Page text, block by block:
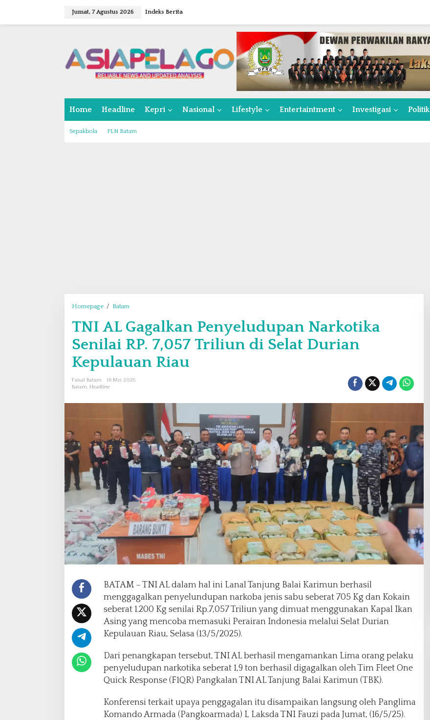
w
Jumat, 7 Agustus 2026 Indeks Berita
Home Headline Kepri Nasional Lifestyle Entertaintment Investigasi Politik
Sepakbola PLN Batam
Homepage / Batam
I
L
a
k
e
n
y
d
u
p
n
a
k
o
t
i
k
a
S
n
i
l
R
P
TNI AL Gagalkan Penyeludupan Narkotika
Senilai RP. 7,057 Triliun di Selat Durian
Kepulauan Riau
Faisal Batam
16 Mei 2025
Batam, Headline
BATAM – TNI AL dalam hal ini Lanal Tanjung Balai Karimun berhasil
menggagalkan penyelundupan narkoba jenis sabu seberat 705 Kg dan Kokain
seberat 1.200 Kg senilai Rp.7,057 Triliun yang dimuat menggunakan Kapal Ikan
Asing yang mencoba memasuki Perairan Indonesia melalui Selat Durian
Kepulauan Riau, Selasa (13/5/2025).
Dari penangkapan tersebut, TNI AL berhasil mengamankan Lima orang pelaku
penyeludupan narkotika seberat 1,9 ton berhasil digagalkan oleh Tim Fleet One
Quick Response (F1QR) Pangkalan TNI AL Tanjung Balai Karimun (TBK).
Konferensi terkait upaya penggagalan itu disampaikan langsung oleh Panglima
Komando Armada (Pangkoarmada) I, Laksda TNI Fauzi pada Jumat, (16/5/25).